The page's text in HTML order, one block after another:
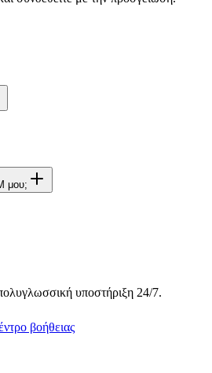
μου;
υποστήριξη 24/7.
βοήθειας